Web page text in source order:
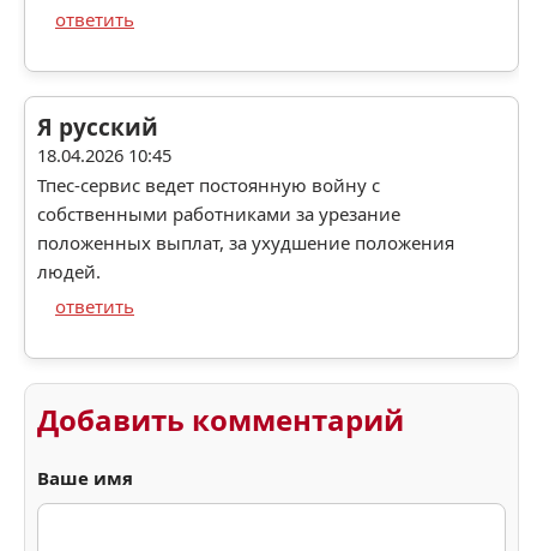
ответить
Я русский
18.04.2026 10:45
Тпес-сервис ведет постоянную войну с
собственными работниками за урезание
положенных выплат, за ухудшение положения
людей.
ответить
Добавить комментарий
Ваше имя